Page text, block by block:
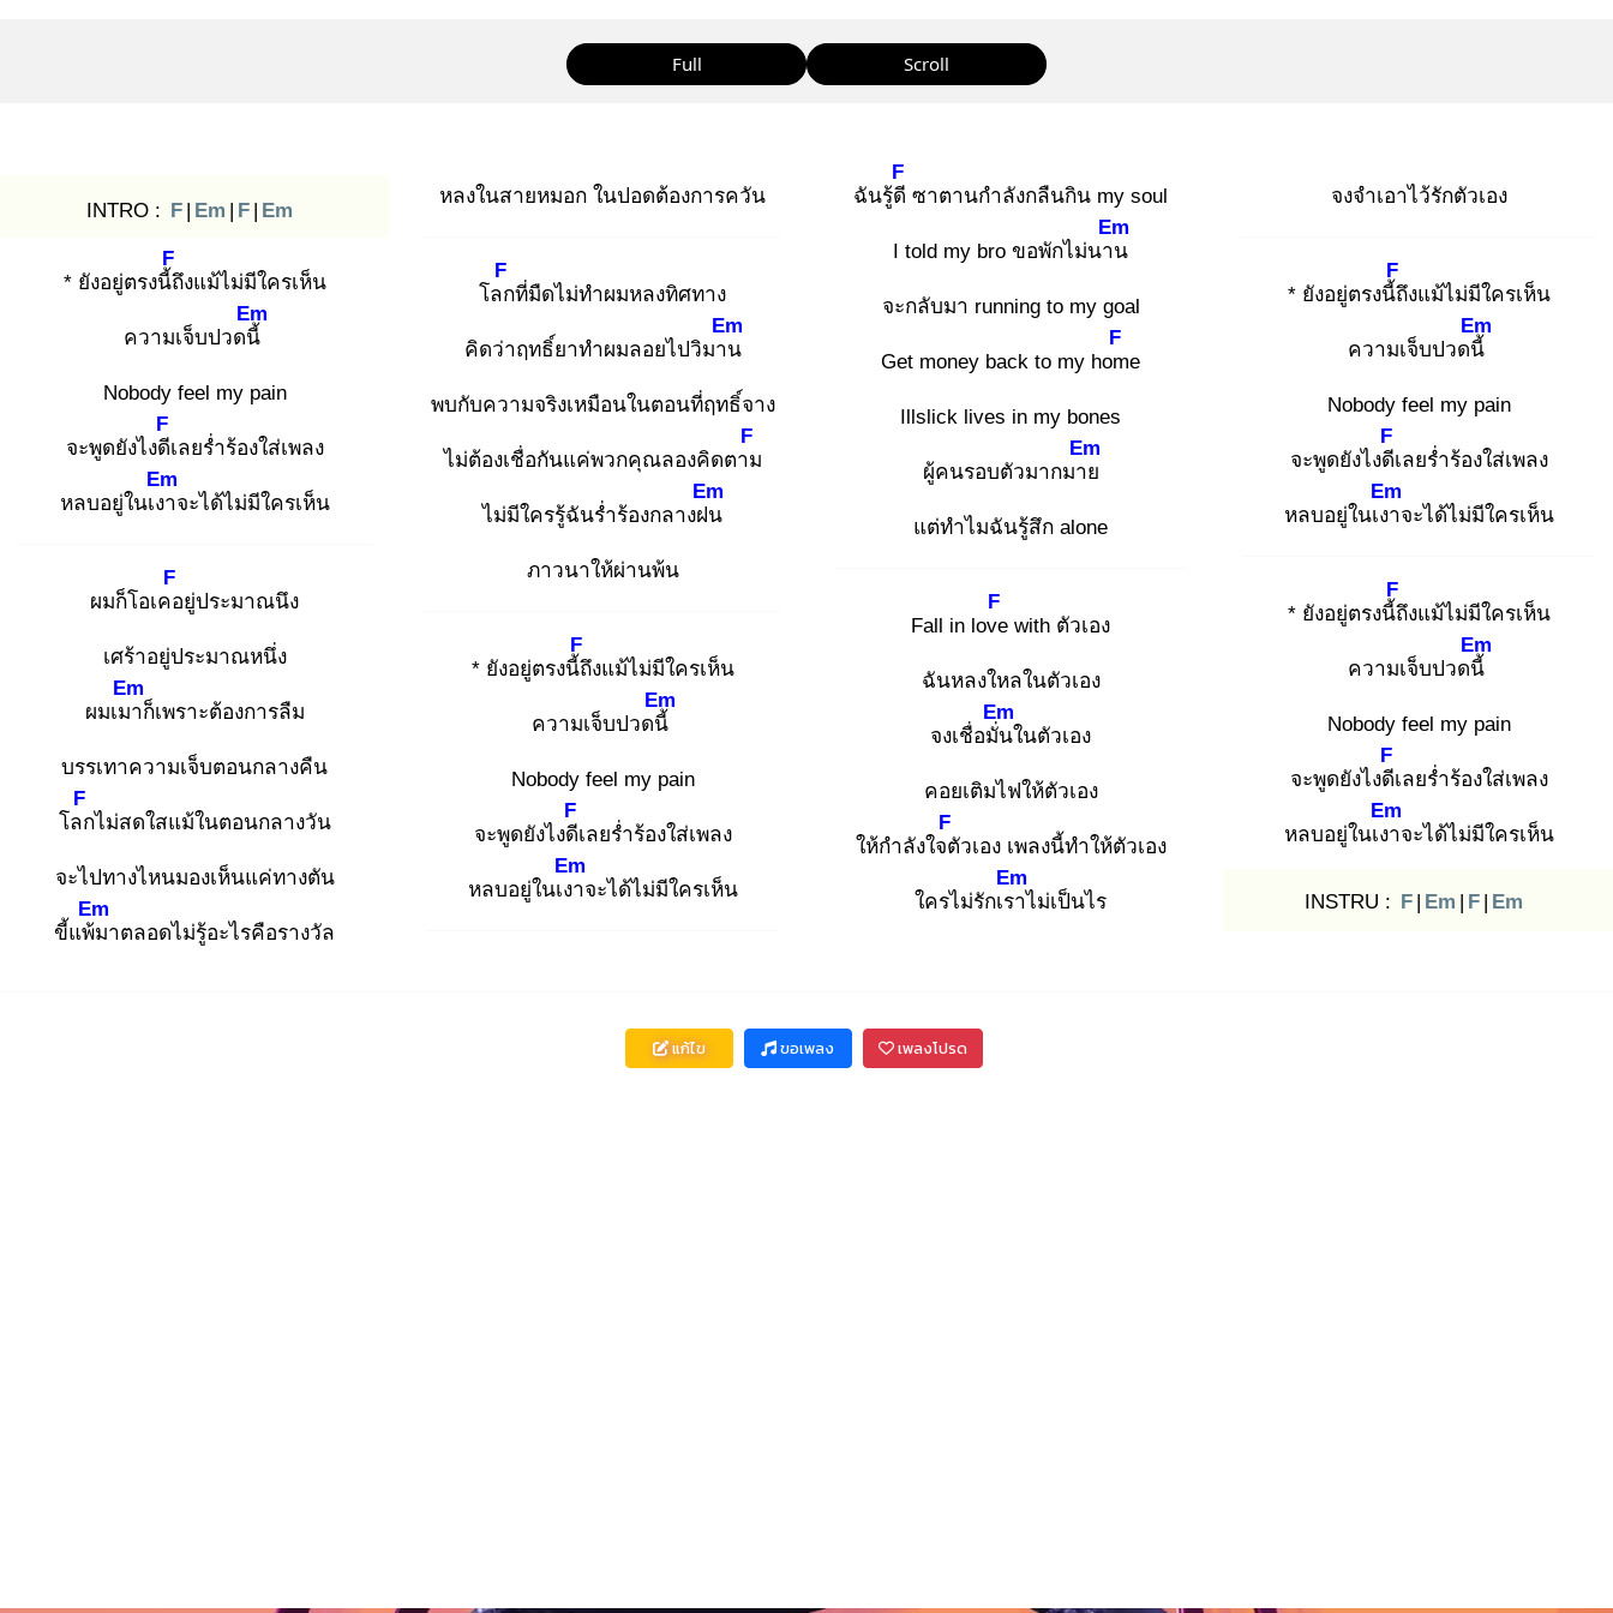
Full Scroll
INTRO : F | Em | F | Em
* ยังอยู่ตรงนี้ถึ
F
งแม้ไม่มีใครเห็น
ความเจ็บปวดนี้
Em
Nobody feel my pain
จะพูดยังไงดีเ
F
ลยร่ำร้องใส่เพลง
หลบอยู่ในเงา
Em
จะได้ไม่มีใครเห็น
ผมก็โอเคอ
F
ยู่ประมาณนึง
เศร้าอยู่ประมาณหนึ่ง
ผมเมา
Em
ก็เพราะต้องการลืม
บรรเทาความเจ็บตอนกลางคืน
โลก
F
ไม่สดใสแม้ในตอนกลางวัน
จะไปทางไหนมองเห็นแค่ทางตัน
ขี้แพ้ม
Em
าตลอดไม่รู้อะไรคือรางวัล
หลงในสายหมอก ในปอดต้องการควัน
โลก
F
ที่มืดไม่ทำผมหลงทิศทาง
คิดว่าฤทธิ์ยาทำผมลอยไปวิมาน
Em
พบกับความจริงเหมือนในตอนที่ฤทธิ์จาง
ไม่ต้องเชื่อกันแค่พวกคุณลองคิดตาม
F
ไม่มีใครรู้ฉันร่ำร้องกลางฝน
Em
ภาวนาให้ผ่านพ้น
* ยังอยู่ตรงนี้ถึ
F
งแม้ไม่มีใครเห็น
ความเจ็บปวดนี้
Em
Nobody feel my pain
จะพูดยังไงดีเ
F
ลยร่ำร้องใส่เพลง
หลบอยู่ในเงา
Em
จะได้ไม่มีใครเห็น
ฉันรู้ดี
F
ซาตานกำลังกลืนกิน my soul
I told my bro ขอพักไม่นาน
Em
จะกลับมา running to my goal
Get money back to my hom
F
e
Illslick lives in my bones
ผู้คนรอบตัวมากมาย
Em
แต่ทำไมฉันรู้สึก alone
Fall in love
F
with ตัวเอง
ฉันหลงใหลในตัวเอง
จงเชื่อมั่น
Em
ในตัวเอง
คอยเติมไฟให้ตัวเอง
ให้กำลังใจตั
F
วเอง เพลงนี้ทำให้ตัวเอง
ใครไม่รักเรา
Em
ไม่เป็นไร
จงจำเอาไว้รักตัวเอง
* ยังอยู่ตรงนี้ถึ
F
งแม้ไม่มีใครเห็น
ความเจ็บปวดนี้
Em
Nobody feel my pain
จะพูดยังไงดีเ
F
ลยร่ำร้องใส่เพลง
หลบอยู่ในเงา
Em
จะได้ไม่มีใครเห็น
* ยังอยู่ตรงนี้ถึ
F
งแม้ไม่มีใครเห็น
ความเจ็บปวดนี้
Em
Nobody feel my pain
จะพูดยังไงดีเ
F
ลยร่ำร้องใส่เพลง
หลบอยู่ในเงา
Em
จะได้ไม่มีใครเห็น
INSTRU : F | Em | F | Em
แก้ไข ขอเพลง เพลงโปรด